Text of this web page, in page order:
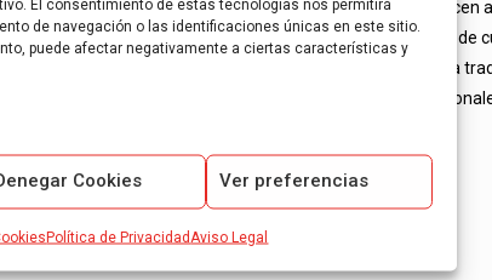
El consentimiento de estas tecnologías nos permitirá
de navegación o las identificaciones únicas en este sitio.
puede afectar negativamente a ciertas características y
Cookies Ver preferencias
Política de Privacidad Aviso Legal
española desde 2007, y fueron[…]
Se traducen
auditoría de
una única